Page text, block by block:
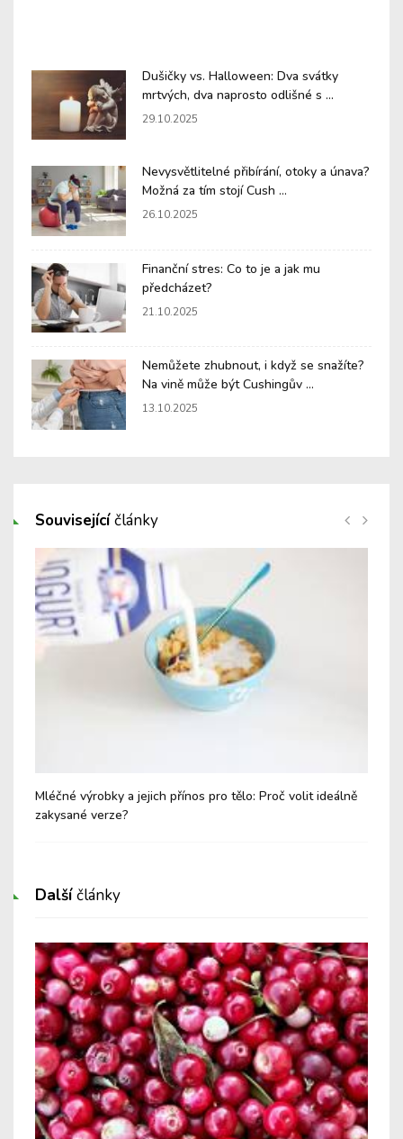
Dušičky vs. Halloween: Dva svátky
mrtvých, dva naprosto odlišné s ...
29.10.2025
Nevysvětlitelné přibírání, otoky a únava?
Možná za tím stojí Cush ...
26.10.2025
Finanční stres: Co to je a jak mu
předcházet?
21.10.2025
Nemůžete zhubnout, i když se snažíte?
Na vině může být Cushingův ...
13.10.2025
Souvisejícíčlánky
Mléčné výrobky a jejich přínos pro tělo: Proč volit ideálně
zakysané verze?
Dalšíčlánky